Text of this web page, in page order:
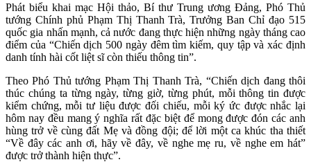
Phát biểu khai mạc Hội thảo, Bí thư Trung ương Đảng, Phó Thủ
tướng Chính phủ Phạm Thị Thanh Trà, Trưởng Ban Chỉ đạo 515
quốc gia nhấn mạnh, cả nước đang thực hiện những ngày tháng cao
điểm của “Chiến dịch 500 ngày đêm tìm kiếm, quy tập và xác định
danh tính hài cốt liệt sĩ còn thiếu thông tin”.
Theo Phó Thủ tướng Phạm Thị Thanh Trà, “Chiến dịch đang thôi
thúc chúng ta từng ngày, từng giờ, từng phút, mỗi thông tin được
kiểm chứng, mỗi tư liệu được đối chiếu, mỗi ký ức được nhắc lại
hôm nay đều mang ý nghĩa rất đặc biệt để mong được đón các anh
hùng trở về cùng đất Mẹ và đồng đội; để lời một ca khúc tha thiết
“Về đây các anh ơi, hãy về đây, về nghe mẹ ru, về nghe em hát”
được trở thành hiện thực”.